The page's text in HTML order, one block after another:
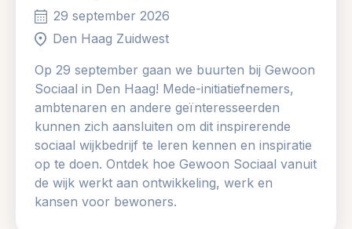
29 september 2026
Den Haag Zuidwest
Op 29 september gaan we buurten bij Gewoon
Sociaal in Den Haag! Mede-initiatiefnemers,
ambtenaren en andere geïnteresseerden
kunnen zich aansluiten om dit inspirerende
sociaal wijkbedrijf te leren kennen en inspiratie
op te doen. Ontdek hoe Gewoon Sociaal vanuit
de wijk werkt aan ontwikkeling, werk en
kansen voor bewoners.